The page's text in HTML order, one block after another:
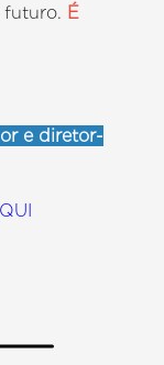
futuro. É
e diretor-